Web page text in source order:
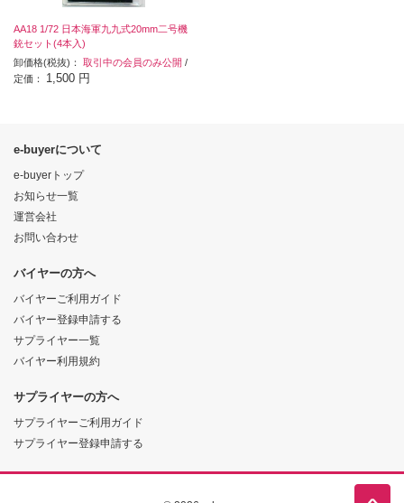
AA18 1/72 日本海軍九九式20mm二号機
銃セット(4本入)
卸価格(税抜)： 取引中の会員のみ公開 /
定価： 1,500 円
e-buyerについて
e-buyerトップ
お知らせ一覧
運営会社
お問い合わせ
バイヤーの方へ
バイヤーご利用ガイド
バイヤー登録申請する
サプライヤー一覧
バイヤー利用規約
サプライヤーの方へ
サプライヤーご利用ガイド
サプライヤー登録申請する